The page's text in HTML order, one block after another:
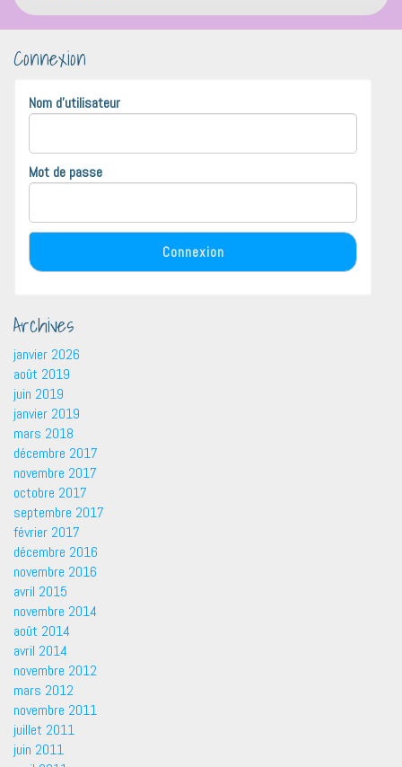
Connexion
Nom d'utilisateur
Mot de passe
Archives
janvier 2026
août 2019
juin 2019
janvier 2019
mars 2018
décembre 2017
novembre 2017
octobre 2017
septembre 2017
février 2017
décembre 2016
novembre 2016
avril 2015
novembre 2014
août 2014
avril 2014
novembre 2012
mars 2012
novembre 2011
juillet 2011
juin 2011